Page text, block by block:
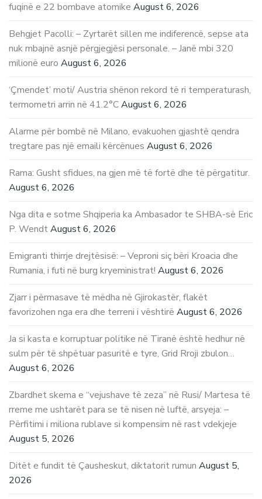
fuqinë e 22 bombave atomike August 6, 2026
Behgjet Pacolli: – Zyrtarët sillen me indiferencë, sepse ata
nuk mbajnë asnjë përgjegjësi personale. – Janë mbi 320
milionë euro August 6, 2026
‘Çmendet’ moti/ Austria shënon rekord të ri temperaturash,
termometri arrin në 41.2°CAugust 6, 2026
Alarme për bombë në Milano, evakuohen gjashtë qendra
tregtare pas një emaili kërcënues August 6, 2026
Rama: Gusht sfidues, na gjen më të fortë dhe të përgatitur.
August 6, 2026
Nga dita e sotme Shqiperia ka Ambasador te SHBA-së Eric
P. WendtAugust 6, 2026
Emigranti thirrje drejtësisë: – Veproni siç bëri Kroacia dhe
Rumania, i futi në burg kryeministrat! August 6, 2026
Zjarr i përmasave të mëdha në Gjirokastër, flakët
favorizohen nga era dhe terreni i vështirë August 6, 2026
Ja si kasta e korruptuar politike në Tiranë është hedhur në
sulm për të shpëtuar pasuritë e tyre, Grid Rroji zbulon…
August 6, 2026
Zbardhet skema e “vejushave të zeza” në Rusi/ Martesa të
rreme me ushtarët para se të nisen në luftë, arsyeja: –
Përfitimi i miliona rublave si kompensim në rast vdekjeje
August 5, 2026
Ditët e fundit të Çausheskut, diktatorit rumun August 5,
2026